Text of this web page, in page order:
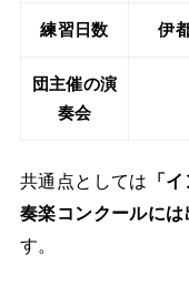
練習日数 伊
団主催の演
奏会
共通点としては 「
奏楽コンクールには
す。